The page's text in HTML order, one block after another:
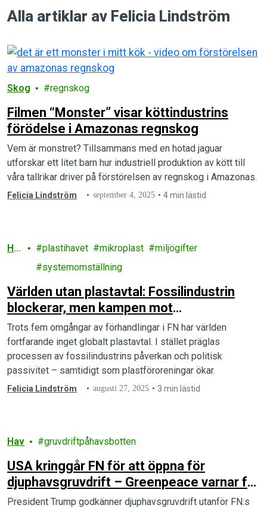
Alla artiklar av Felicia Lindström
Skog regnskog
Filmen “Monster” visar köttindustrins
förödelse i Amazonas regnskog
Vem är monstret? Tillsammans med en hotad jaguar
utforskar ett litet barn hur industriell produktion av kött till
våra tallrikar driver på förstörelsen av regnskog i Amazonas.
Felicia Lindström september 4, 2025 4 min lästid
Ha
plastihavet mikroplast
miljögifter
systemomställning
Världen utan plastavtal: Fossilindustrin
blockerar, men kampen mot
plastföroreningar fortsätter
Trots fem omgångar av förhandlingar i FN har världen
fortfarande inget globalt plastavtal. I stället präglas
processen av fossilindustrins påverkan och politisk
passivitet – samtidigt som plastföroreningar ökar.
Felicia Lindström augusti 27, 2025 3 min lästid
Hav gruvdriftpåhavsbotten
USA kringgår FN för att öppna för
djuphavsgruvdrift – Greenpeace varnar för
globalt miljöhot
President Trump godkänner djuphavsgruvdrift utanför FN:s